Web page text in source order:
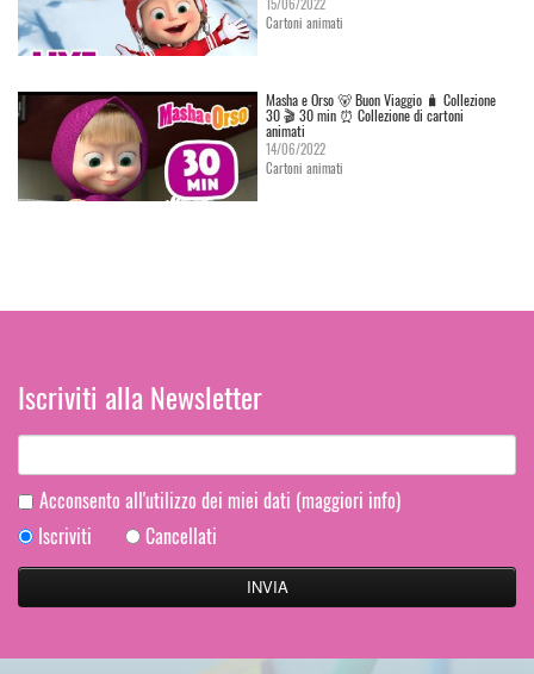
Cartoni animati
Masha e Orso 🐻 Buon Viaggio 🧳 Сollezione
30 🎬 30 min ⏰ Collezione di cartoni
animati
14/06/2022
Cartoni animati
Iscriviti alla Newsletter
Acconsento all'utilizzo dei miei dati (maggiori info)
Iscriviti
Cancellati